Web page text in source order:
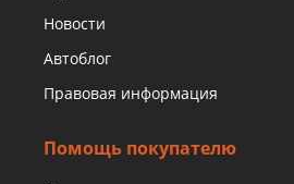
Новости
Автоблог
Правовая информация
Помощь покупателю